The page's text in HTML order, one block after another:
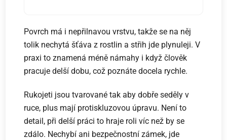
Povrch má i nepřilnavou vrstvu, takže se na něj
tolik nechytá šťáva z rostlin a střih jde plynuleji. V
praxi to znamená méně námahy i když člověk
pracuje delší dobu, což poznáte docela rychle.
Rukojeti jsou tvarované tak aby dobře seděly v
ruce, plus mají protiskluzovou úpravu. Není to
detail, při delší práci to hraje roli víc než by se
zdálo. Nechybí ani bezpečnostní zámek, jde